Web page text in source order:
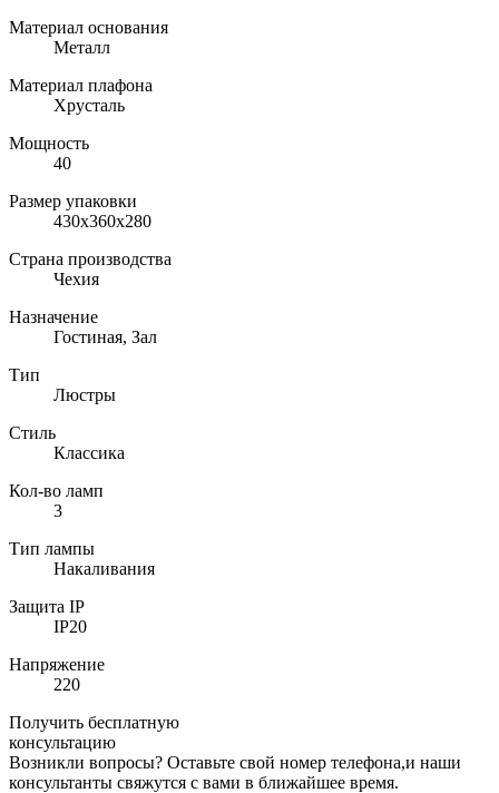
Материал основания
Металл
Материал плафона
Хрусталь
Мощность
40
Размер упаковки
430x360x280
Страна производства
Чехия
Назначение
Гостиная, Зал
Тип
Люстры
Стиль
Классика
Кол-во ламп
3
Тип лампы
Накаливания
Защита IP
IP20
Напряжение
220
Получить бесплатную
консультацию
Возникли вопросы? Оставьте свой номер телефона,и наши
консультанты свяжутся с вами в ближайшее время.